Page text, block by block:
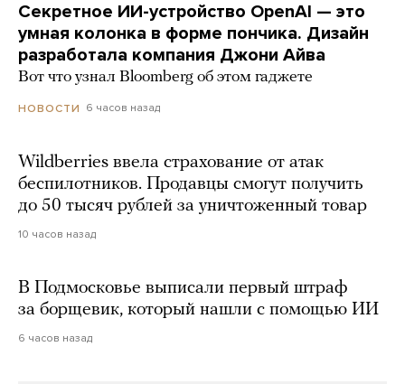
Секретное ИИ-устройство OpenAI — это
умная колонка в форме пончика. Дизайн
разработала компания Джони Айва
Вот что узнал Bloomberg об этом гаджете
НОВОСТИ 6 часов назад
Wildberries ввела страхование от атак
беспилотников. Продавцы смогут получить
до 50 тысяч рублей за уничтоженный товар
10 часов назад
В Подмосковье выписали первый штраф
за борщевик, который нашли с помощью ИИ
6 часов назад